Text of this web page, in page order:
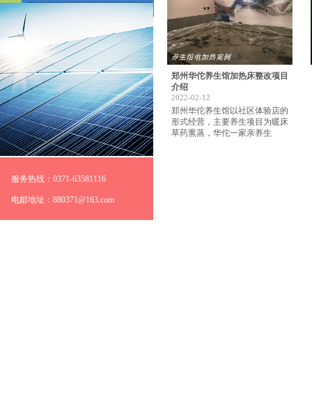
郑州华佗养生馆加热床整改项目
介绍
2022-02-12
郑州华佗养生馆以社区体验店的
形式经营，主要养生项目为暖床
草药熏蒸，华佗一家亲养生
服务热线：0371-63581116
电邮地址：880371@163.com